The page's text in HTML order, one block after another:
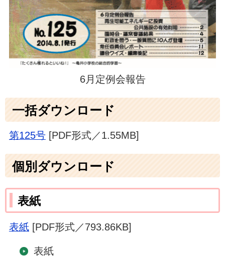
6月定例会報告
一括ダウンロード
第125号[PDF形式／1.55MB]
個別ダウンロード
表紙
表紙[PDF形式／793.86KB]
表紙